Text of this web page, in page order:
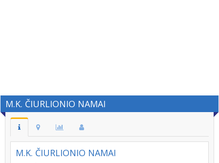
M.K. ČIURLIONIO NAMAI
M.K. ČIURLIONIO NAMAI